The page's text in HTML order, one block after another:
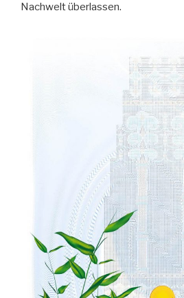
Nachwelt überlassen.